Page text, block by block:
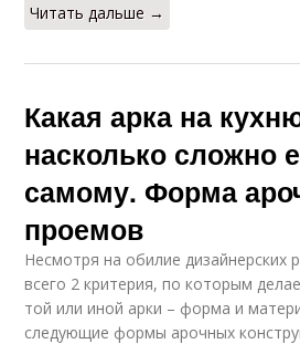
Читать дальше →
Какая арка на
насколько сложно
самому. Форма
проемов
Несмотря на обилие дизайнерских
всего 2 критерия, по которым
той или иной арки – форма и
следующие формы арочных